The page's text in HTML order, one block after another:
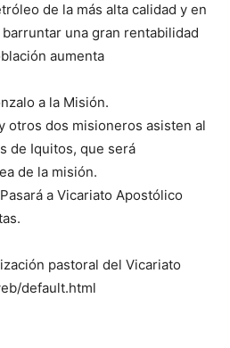
de la más alta calidad y en
una gran rentabilidad
aumenta
a la Misión.
otros dos misioneros asisten al
de Iquitos, que será
de la misión.
a Vicariato Apostólico
pastoral del Vicariato
default.html